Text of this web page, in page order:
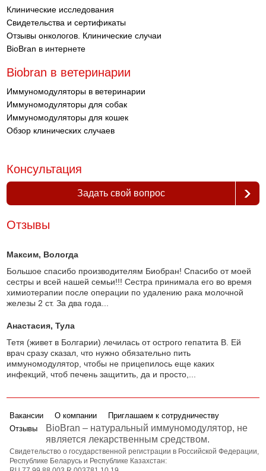
Клинические исследования
Свидетельства и сертификаты
Отзывы онкологов. Клинические случаи
BioBran в интернете
Biobran в ветеринарии
Иммуномодуляторы в ветеринарии
Иммуномодуляторы для собак
Иммуномодуляторы для кошек
Обзор клинических случаев
Консультация
Задать свой вопрос
Отзывы
Максим, Вологда
Большое спасибо производителям Биобран! Спасибо от моей
сестры и всей нашей семьи!!! Сестра принимала его во время
химиотерапии после операции по удалению рака молочной
железы 2 ст. За два года...
Анастасия, Тула
Тетя (живет в Болгарии) лечилась от острого гепатита В. Ей
врач сразу сказал, что нужно обязательно пить
иммуномодулятор, чтобы не прицепилось еще каких
инфекций, чтоб печень защитить, да и просто,...
Вакансии О компании
Приглашаем к сотрудничеству
Отзывы
BioBran – натуральный иммуномодулятор, не
является лекарственным средством.
Свидетельство о государственной регистрации в Российской Федерации,
Республике Беларусь и Республике Казахстан: